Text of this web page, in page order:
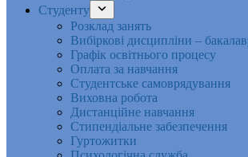
Студенту
Розклад занять
Вибіркові дисципліни –
Графік освітнього процесу
Оплата за навчання
Студентське самоврядування
Виховна робота
Дистанційне навчання
Стипендіальне забезпечення
Гуртожитки